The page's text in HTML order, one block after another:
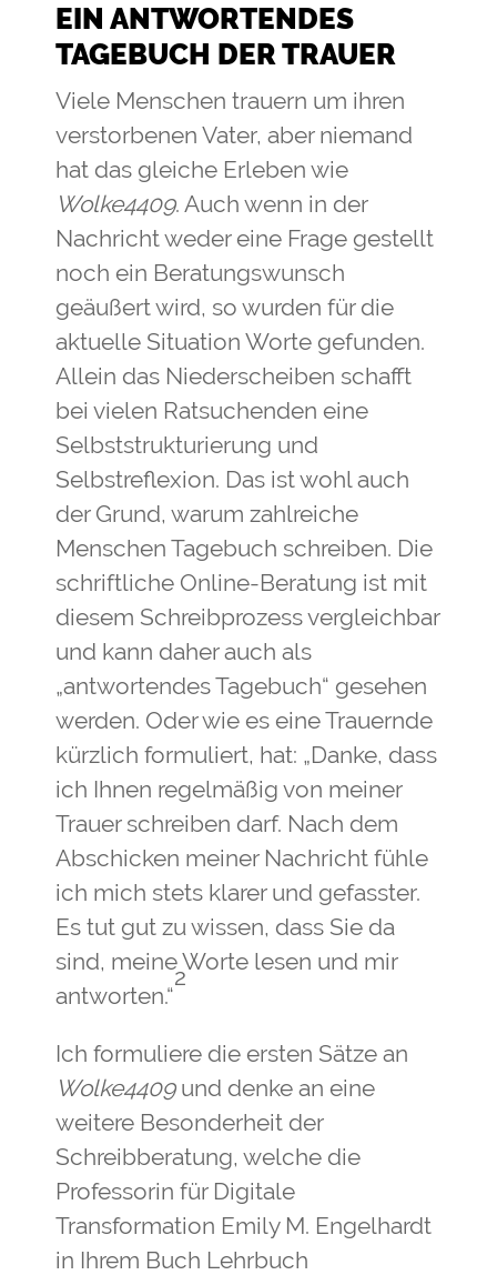
EIN ANTWORTENDES
TAGEBUCH DER TRAUER
Viele Menschen trauern um ihren
verstorbenen Vater, aber niemand
hat das gleiche Erleben wie
Wolke4409. Auch wenn in der
Nachricht weder eine Frage gestellt
noch ein Beratungswunsch
geäußert wird, so wurden für die
aktuelle Situation Worte gefunden.
Allein das Niederscheiben schafft
bei vielen Ratsuchenden eine
Selbststrukturierung und
Selbstreflexion. Das ist wohl auch
der Grund, warum zahlreiche
Menschen Tagebuch schreiben. Die
schriftliche Online-Beratung ist mit
diesem Schreibprozess vergleichbar
und kann daher auch als
„antwortendes Tagebuch“ gesehen
werden. Oder wie es eine Trauernde
kürzlich formuliert, hat: „Danke, dass
ich Ihnen regelmäßig von meiner
Trauer schreiben darf. Nach dem
Abschicken meiner Nachricht fühle
ich mich stets klarer und gefasster.
Es tut gut zu wissen, dass Sie da
sind, meine Worte lesen und mir
antworten.“
2
Ich formuliere die ersten Sätze an
Wolke4409und denke an eine
weitere Besonderheit der
Schreibberatung, welche die
Professorin für Digitale
Transformation Emily M. Engelhardt
in Ihrem Buch Lehrbuch